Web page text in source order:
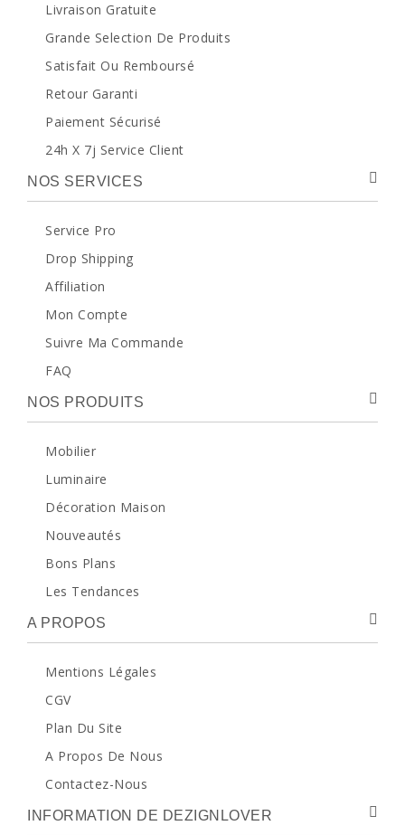
Livraison Gratuite
Grande Selection De Produits
Satisfait Ou Remboursé
Retour Garanti
Paiement Sécurisé
24h X 7j Service Client
NOS SERVICES
Service Pro
Drop Shipping
Affiliation
Mon Compte
Suivre Ma Commande
FAQ
NOS PRODUITS
Mobilier
Luminaire
Décoration Maison
Nouveautés
Bons Plans
Les Tendances
A PROPOS
Mentions Légales
CGV
Plan Du Site
A Propos De Nous
Contactez-Nous
INFORMATION DE DEZIGNLOVER